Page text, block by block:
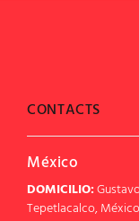
CONTACTS
México
DOMICILIO:
Tepetlacalco,